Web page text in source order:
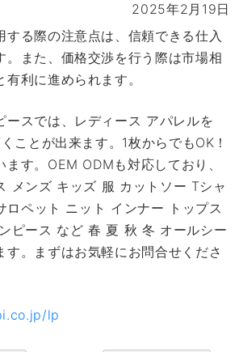
2025年2月19日
する際の注意点は、信頼できる仕入
。また、価格交渉を行う際は市場相
利に進められます。
ースでは、レディース アパレルを
ことが出来ます。1枚からでもOK！
す。OEM ODMも対応しており、
メンズ キッズ 服 カットソー Tシャ
ロペット ニット インナー トップス
ピース など 春 夏 秋 冬 オールシー
す。まずはお気軽にお問合せくださ
lp